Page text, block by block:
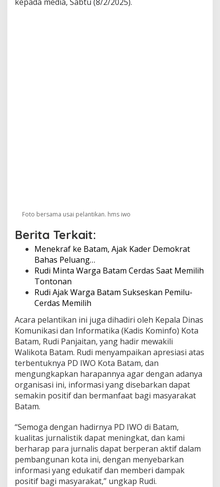
Foto bersama usai pelantikan. hms iwo
Berita Terkait:
Menekraf ke Batam, Ajak Kader Demokrat
Bahas Peluang…
Rudi Minta Warga Batam Cerdas Saat Memilih
Tontonan
Rudi Ajak Warga Batam Sukseskan Pemilu-
Cerdas Memilih
Acara pelantikan ini juga dihadiri oleh Kepala Dinas
Komunikasi dan Informatika (Kadis Kominfo) Kota
Batam, Rudi Panjaitan, yang hadir mewakili
Walikota Batam. Rudi menyampaikan apresiasi atas
terbentuknya PD IWO Kota Batam, dan
mengungkapkan harapannya agar dengan adanya
organisasi ini, informasi yang disebarkan dapat
semakin positif dan bermanfaat bagi masyarakat
Batam.
“Semoga dengan hadirnya PD IWO di Batam,
kualitas jurnalistik dapat meningkat, dan kami
berharap para jurnalis dapat berperan aktif dalam
pembangunan kota ini, dengan menyebarkan
informasi yang edukatif dan memberi dampak
positif bagi masyarakat,” ungkap Rudi.